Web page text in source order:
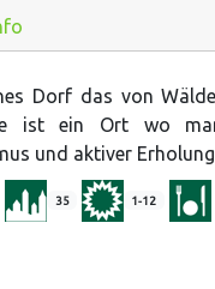
Dorf das von
ist ein Ort wo
und aktiver
35 1-12